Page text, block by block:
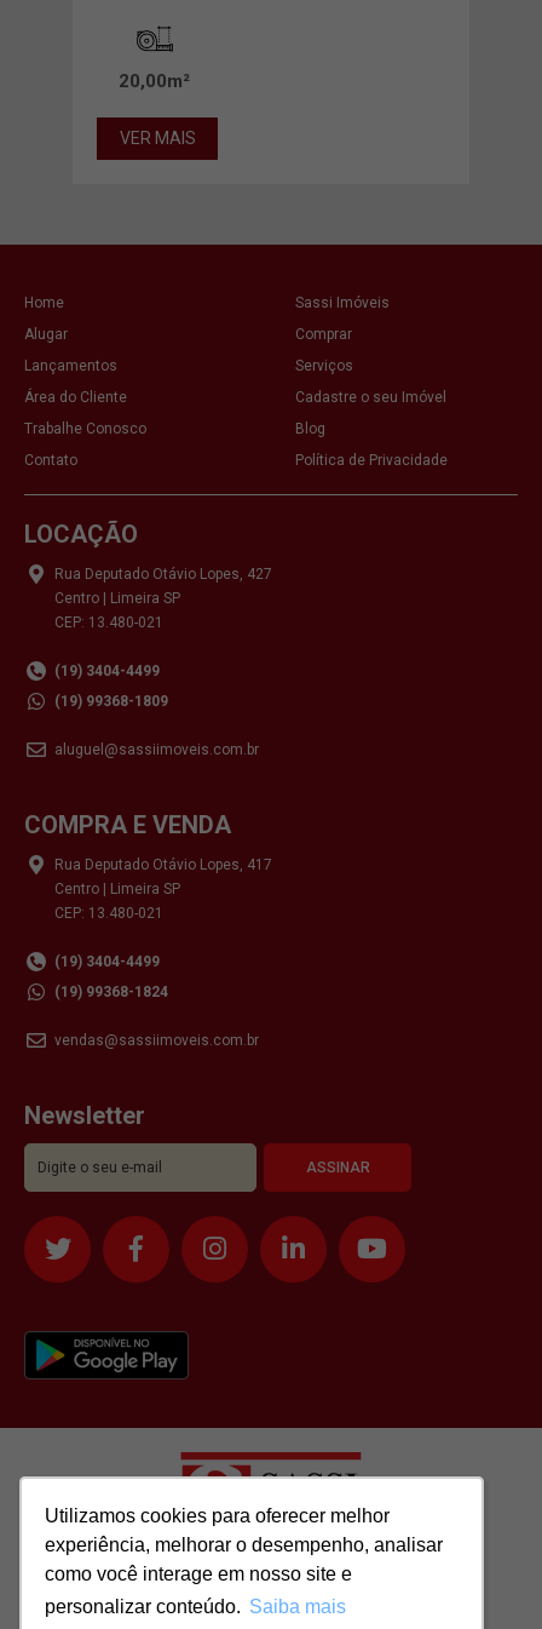
Utilizamos cookies para oferecer melhor
experiência, melhorar o desempenho, analisar
como você interage em nosso site e
personalizar conteúdo. Saiba mais
Utilizamos cookies para oferecer melhor
experiência, melhorar o desempenho, analisar
como você interage em nosso site e
personalizar conteúdo. Saiba mais
20,00m²
VER MAIS
Home
Sassi Imóveis
Alugar
Comprar
Lançamentos
Serviços
Área do Cliente
Cadastre o seu Imóvel
Trabalhe Conosco
Blog
Contato
Política de Privacidade
LOCAÇÃO
Rua Deputado Otávio Lopes, 427
Centro | Limeira SP
CEP: 13.480-021
(19) 3404-4499
(19) 99368-1809
aluguel@sassiimoveis.com.br
COMPRA E VENDA
Rua Deputado Otávio Lopes, 417
Centro | Limeira SP
CEP: 13.480-021
(19) 3404-4499
(19) 99368-1824
vendas@sassiimoveis.com.br
Newsletter
Todos os direitos reservados para: SASSI IMÓVEIS LTDA | CNPJ:
51.417.293/0001-48 | CRECI: J-04970/1